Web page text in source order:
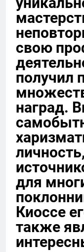
свою
получил
наград.
для
Киоссе
также